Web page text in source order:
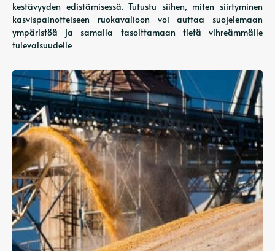
kestävyyden edistämisessä. Tutustu siihen, miten siirtyminen
kasvispainotteiseen ruokavalioon voi auttaa suojelemaan
ympäristöä ja samalla tasoittamaan tietä vihreämmälle
tulevaisuudelle